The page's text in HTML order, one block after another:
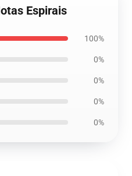
Espirais
100%
0%
0%
0%
0%